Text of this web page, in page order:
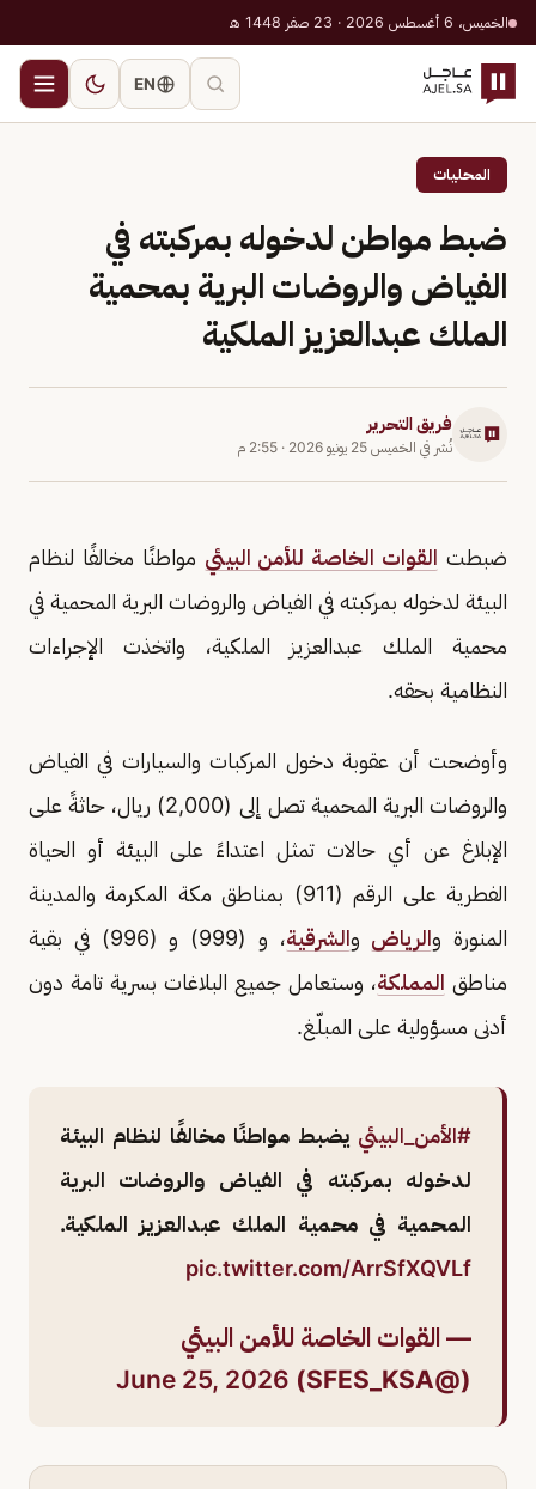
الخميس، 6 أغسطس 2026 · 23 صفر 1448 هـ
EN
المحليات
ضبط مواطن لدخوله بمركبته في
الفياض والروضات البرية بمحمية
الملك عبدالعزيز الملكية
فريق التحرير
نُشر في الخميس 25 يونيو 2026 · 2:55 م
ضبطت القوات الخاصة للأمن البيئي مواطنًا مخالفًا لنظام
البيئة لدخوله بمركبته في الفياض والروضات البرية المحمية في
محمية الملك عبدالعزيز الملكية، واتخذت الإجراءات
النظامية بحقه.
وأوضحت أن عقوبة دخول المركبات والسيارات في الفياض
والروضات البرية المحمية تصل إلى (2,000) ريال، حاثةً على
الإبلاغ عن أي حالات تمثل اعتداءً على البيئة أو الحياة
الفطرية على الرقم (911) بمناطق مكة المكرمة والمدينة
المنورة والرياض والشرقية
، و (999) و (996) في بقية
مناطق المملكة، وستعامل جميع البلاغات بسرية تامة دون
أدنى مسؤولية على المبلّغ.
#الأمن_البيئي يضبط مواطنًا مخالفًا لنظام البيئة
لدخوله بمركبته في الفياض والروضات البرية
المحمية في محمية الملك عبدالعزيز الملكية.
pic.twitter.com/ArrSfXQVLf
— القوات الخاصة للأمن البيئي
(@SFES_KSA)
June 25, 2026